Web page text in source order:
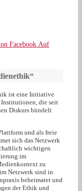
Auf
ist eine Initiative
die seit
Diskurs bündelt
und als freie
sich das Netzwerk
wichtigen
im
zu
Netzwerk sind in
beheimatet und
der Ethik und